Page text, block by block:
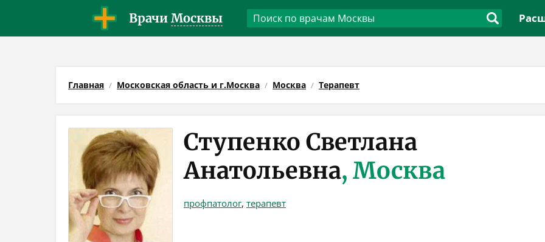
Врачи Москвы
Главная Московская область и г.Москва Москва Терапевт
Ступенко Светлана
Анатольевна, Москва
профпатолог, терапевт